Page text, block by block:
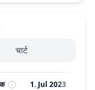
चार्ट
1. Jul 2023